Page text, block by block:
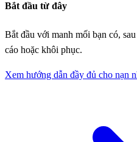
Bắt đầu từ đây
Bắt đầu với manh mối bạn có,
cáo hoặc khôi phục.
Xem hướng dẫn đầy đủ cho nạn